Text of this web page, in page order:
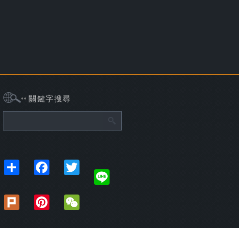
關鍵字搜尋
Share Facebook
Plurk Pinterest